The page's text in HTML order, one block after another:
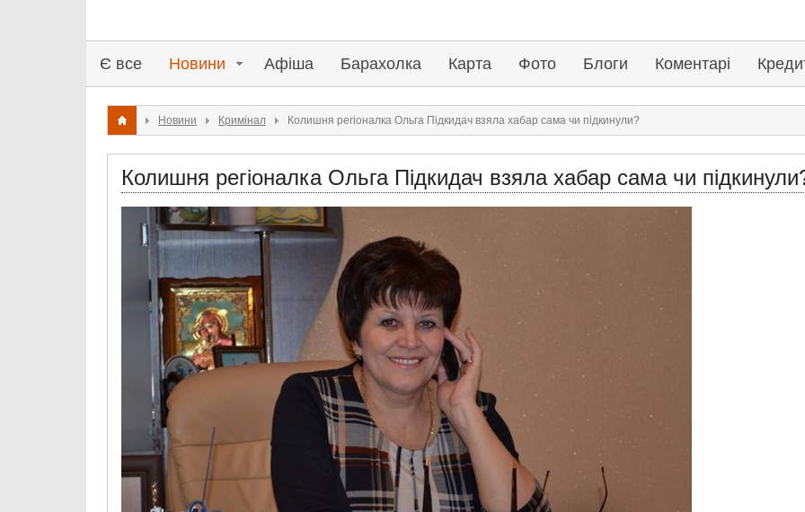
Є все Новини Афіша Барахолка Карта Фото Блоги Коментарі
Новини Кримінал Колишня регіоналка Ольга Підкидач взяла хабар сама чи підкинули?
Колишня регіоналка Ольга Підкидач взяла хабар сама чи